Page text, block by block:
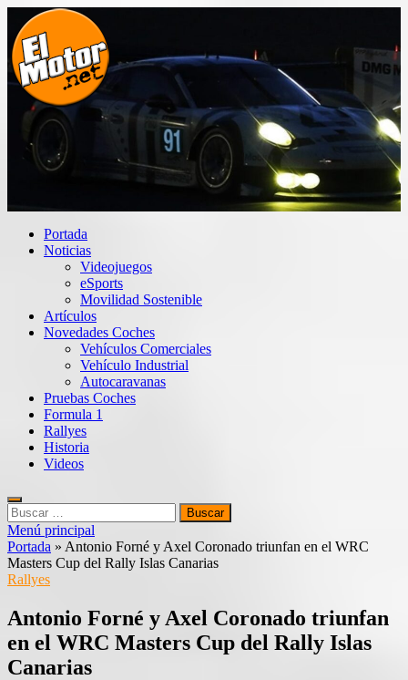
Saltar
contenido
El Motor punto Net
Información sobre novedades y pruebas de Automóviles
Portada
Noticias
Videojuegos
eSports
Movilidad Sostenible
Artículos
Novedades Coches
Vehículos Comerciales
Vehículo Industrial
Autocaravanas
Pruebas Coches
Formula 1
Rallyes
Historia
Videos
Buscar:
Menú principal
Portada » Antonio Forné y Axel Coronado triunfan en el WRC
Masters Cup del Rally Islas Canarias
Rallyes
Antonio Forné y Axel Coronado triunfan
en el WRC Masters Cup del Rally Islas
Canarias